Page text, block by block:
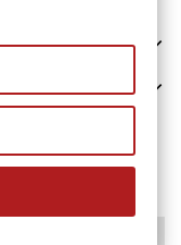
humour or